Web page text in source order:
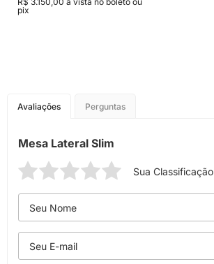
pix
Avaliações Perguntas
Mesa Lateral Slim
Sua Classificação